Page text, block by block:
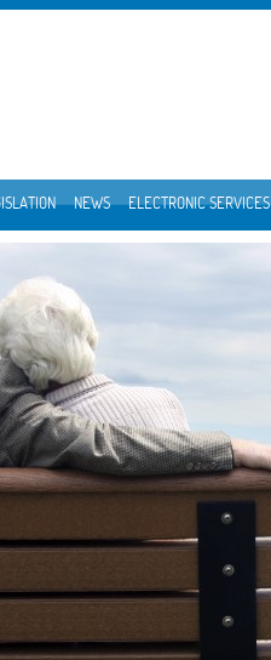
NEWS ELECTRONIC SERVICES